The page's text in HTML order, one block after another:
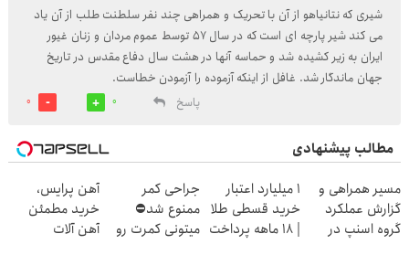
شیری که نتانیاهو از آن با تحریک و همراهی چند نفر سلطنت طلب از آن یاد
می کند شیر پارچه ای است که در سال ۵۷ توسط عموم مردان و زنان غیور
ایران به زیر کشیده شد و حماسه آنها در هشت سال دفاع مقدس در تاریخ
جهان ماندگار شد. غافل از اینکه آزموده را آزمودن خطاست.
پاسخ
0
0
مطالب پیشنهادی
مسیر همراهی و
گزارش عملکرد
گروه اسنپ در
۱ میلیارد اعتبار
خرید قسطی طلا
| ۱۸ ماهه پرداخت
جراحی کمر
ممنوع شد⛔
میتونی کمرت رو
آهن پرایس،
خرید مطمئن
آهن آلات